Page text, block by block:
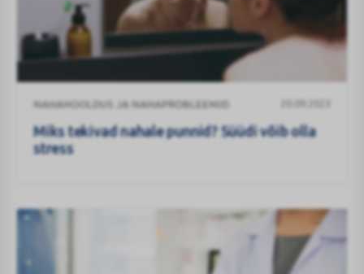
tekivad
nahale
punnid?
stress
NAHAHOOLDUS JA NAHAPROBLEEMID
Miks tekivad nahale punnid? Süüdi võib olla
stress